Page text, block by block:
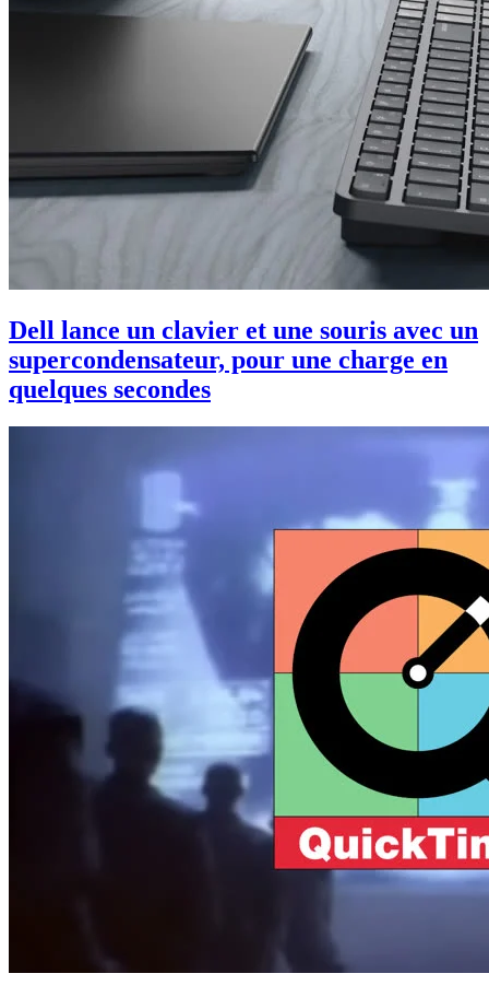
Dell lance un clavier et une souris avec un
supercondensateur, pour une charge en
quelques secondes